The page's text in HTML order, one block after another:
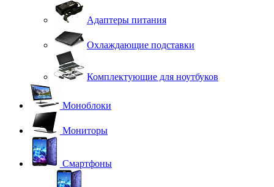
Адаптеры питания
Охлаждающие подставки
Комплектующие для ноутбуков
Моноблоки
Мониторы
Смартфоны